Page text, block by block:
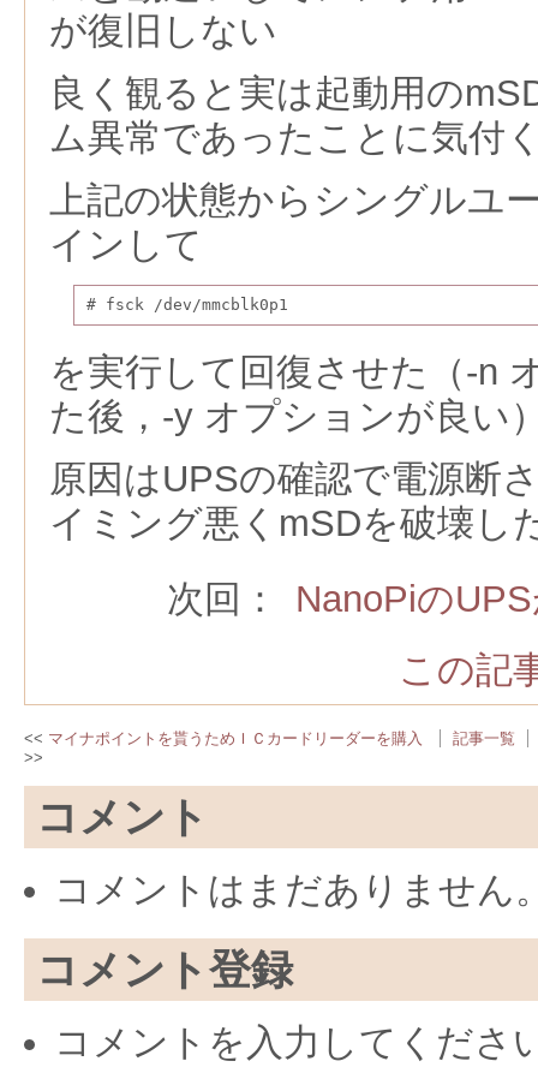
が復旧しない
良く観ると実は起動用の
ム異常であったことに気付
上記の状態からシングルユ
インして
# fsck /dev/mmcblk0p1
を実行して回復させた（-n
た後，-y オプションが良い
原因はUPSの確認で電源断
イミング悪くmSDを破壊し
次回：
NanoPiの
この記
マイナポイントを貰うためＩＣカードリーダーを購入 記事一覧
コメント
コメントはまだありません
コメント登録
コメントを入力してくださ